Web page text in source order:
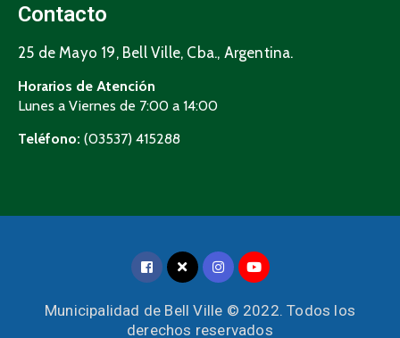
Contacto
25 de Mayo 19, Bell Ville, Cba., Argentina.
Horarios de Atención
Lunes a Viernes de 7:00 a 14:00
Teléfono: (03537) 415288
Municipalidad de Bell Ville © 2022. Todos los
derechos reservados